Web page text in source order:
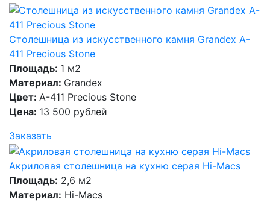
Столешница из искусственного камня Grandex A-
411 Precious Stone
Площадь: 1 м2
Материал: Grandex
Цвет: A-411 Precious Stone
Цена: 13 500 рублей
Заказать
Акриловая столешница на кухню серая Hi-Macs
Площадь: 2,6 м2
Материал: Hi-Macs